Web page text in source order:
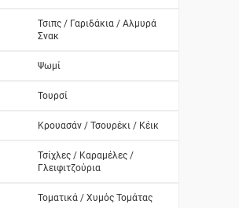
Τσιπς / Γαριδάκια / Αλμυρά
Σνακ
Ψωμί
Τουρσί
Κρουασάν / Τσουρέκι / Κέικ
Τσίχλες / Καραμέλες /
Γλειφιτζούρια
Τοματικά / Χυμός Τομάτας